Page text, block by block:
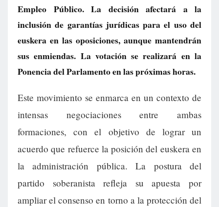
Empleo Público. La decisión afectará a la
inclusión de garantías jurídicas para el uso del
euskera en las oposiciones, aunque mantendrán
sus enmiendas. La votación se realizará en la
Ponencia del Parlamento en las próximas horas.
Este movimiento se enmarca en un contexto de
intensas negociaciones entre ambas
formaciones, con el objetivo de lograr un
acuerdo que refuerce la posición del euskera en
la administración pública. La postura del
partido soberanista refleja su apuesta por
ampliar el consenso en torno a la protección del